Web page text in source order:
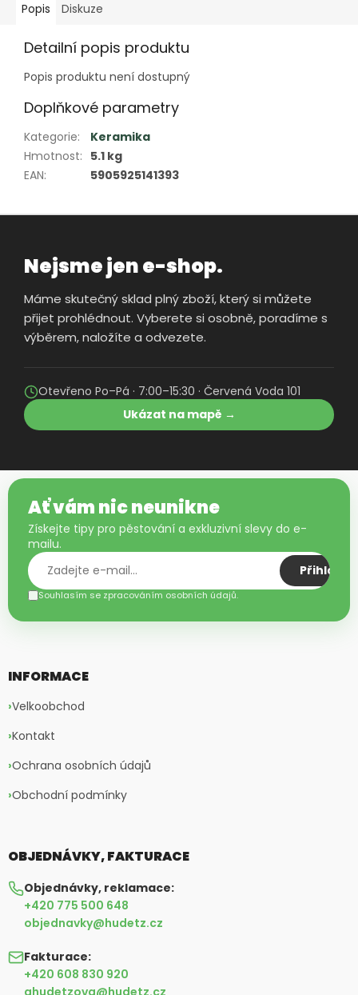
Popis Diskuze
Detailní popis produktu
Popis produktu není dostupný
Doplňkové parametry
Kategorie:
Keramika
Hmotnost: 5.1 kg
EAN: 5905925141393
Nejsme jen e-shop.
Máme skutečný sklad plný zboží, který si můžete
přijet prohlédnout. Vyberete si osobně, poradíme s
výběrem, naložíte a odvezete.
Otevřeno Po–Pá · 7:00–15:30 · Červená Voda 101
Ukázat na mapě →
Ať vám nic neunikne
Získejte tipy pro pěstování a exkluzivní slevy do e-
mailu.
Přihlásit
Souhlasím se zpracováním osobních údajů.
INFORMACE
Velkoobchod
Kontakt
Ochrana osobních údajů
Obchodní podmínky
OBJEDNÁVKY, FAKTURACE
Objednávky, reklamace:
+420 775 500 648
objednavky@hudetz.cz
Fakturace:
+420 608 830 920